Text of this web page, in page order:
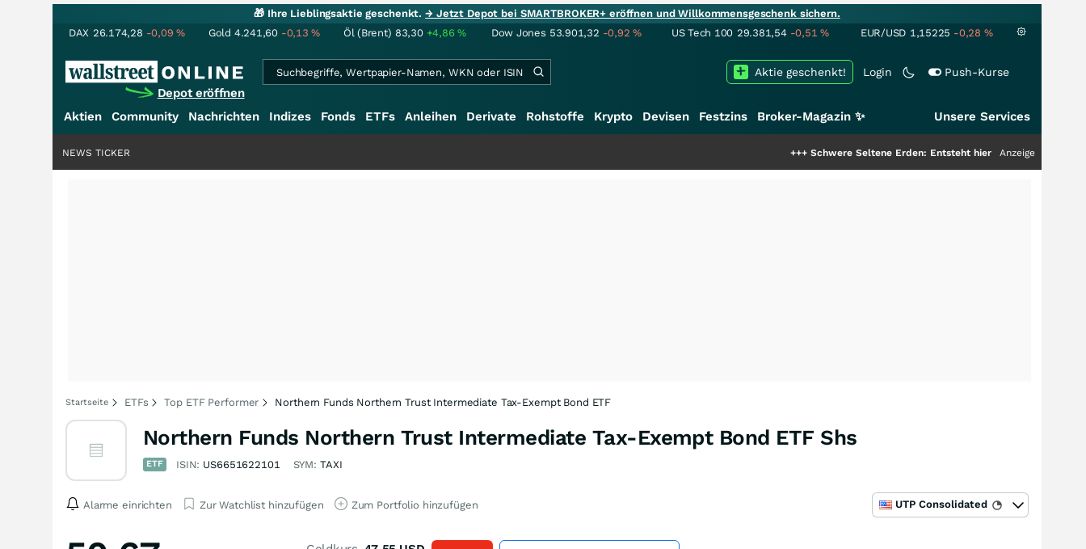
🎁 Ihre Lieblingsaktie geschenkt.→ Jetzt Depot bei SMARTBROKER+ eröffnen und Willkommensgeschenk sichern.
DAX 26.174,28 -0,09% Gold 4.241,60 -0,13% Öl (Brent) 83,30 +4,86% Dow Jones 53.901,32 -0,92% US Tech 100 29.381,54 -0,51% EUR/USD 1,15225 -0,28 %
Depot eröffnen
Login Push-Kurse
Aktie geschenkt!
Aktien Community Nachrichten Indizes Fonds ETFs Anleihen Derivate Rohstoffe Krypto Devisen Festzins Broker-Magazin ✨ Unsere Services
Schwere Seltene Erden: Entsteht hier die nächste Milliardenstory?
Anzeige
NEWS TICKER
Startseite ETFs Top ETF Performer Northern Funds Northern Trust Intermediate Tax-Exempt Bond ETF
Northern Funds Northern Trust Intermediate Tax-Exempt Bond ETF Shs
ETF ISIN: US6651622101 SYM: TAXI
Alarme einrichten Zur Watchlist hinzufügen Zum Portfolio hinzufügen UTP Consolidated